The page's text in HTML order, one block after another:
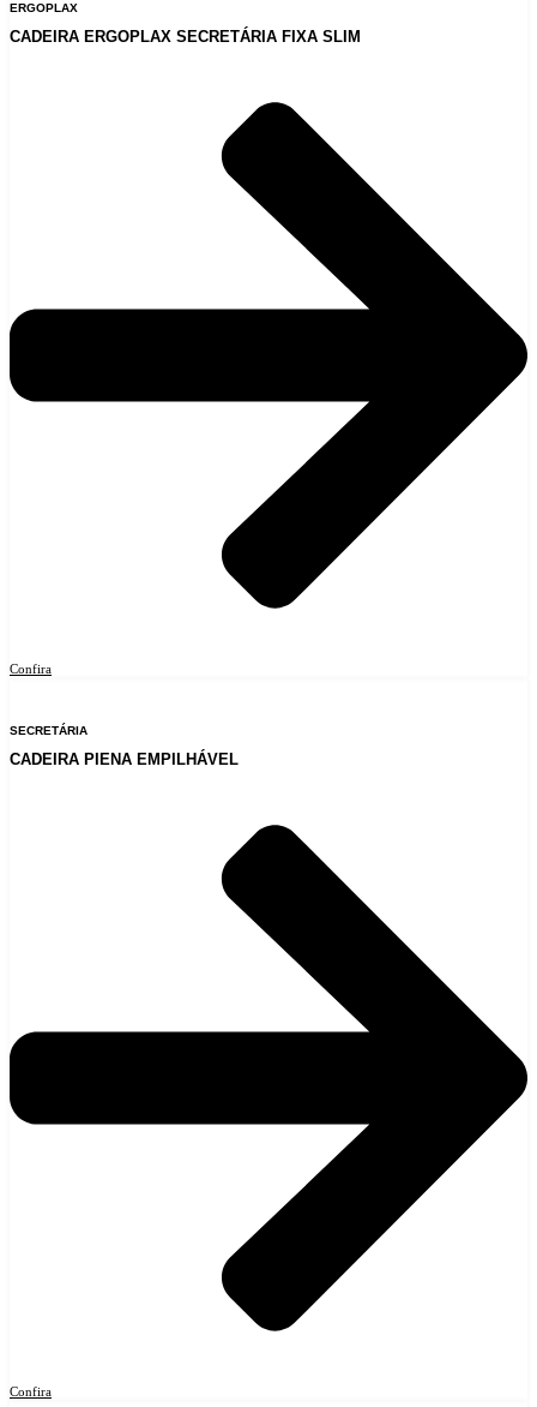
ERGOPLAX
CADEIRA ERGOPLAX SECRETÁRIA FIXA SLIM
Confira
SECRETÁRIA
CADEIRA PIENA EMPILHÁVEL
Confira